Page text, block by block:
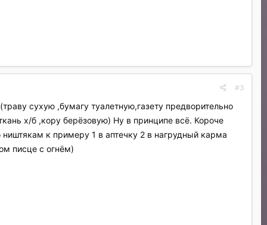
#3
сухую ,бумагу туалетную,газету предворительно
х/б ,кору берёзовую) Ну в принципе всё. Короче
к примеру 1 в аптечку 2 в нагрудный карма
писце с огнём)